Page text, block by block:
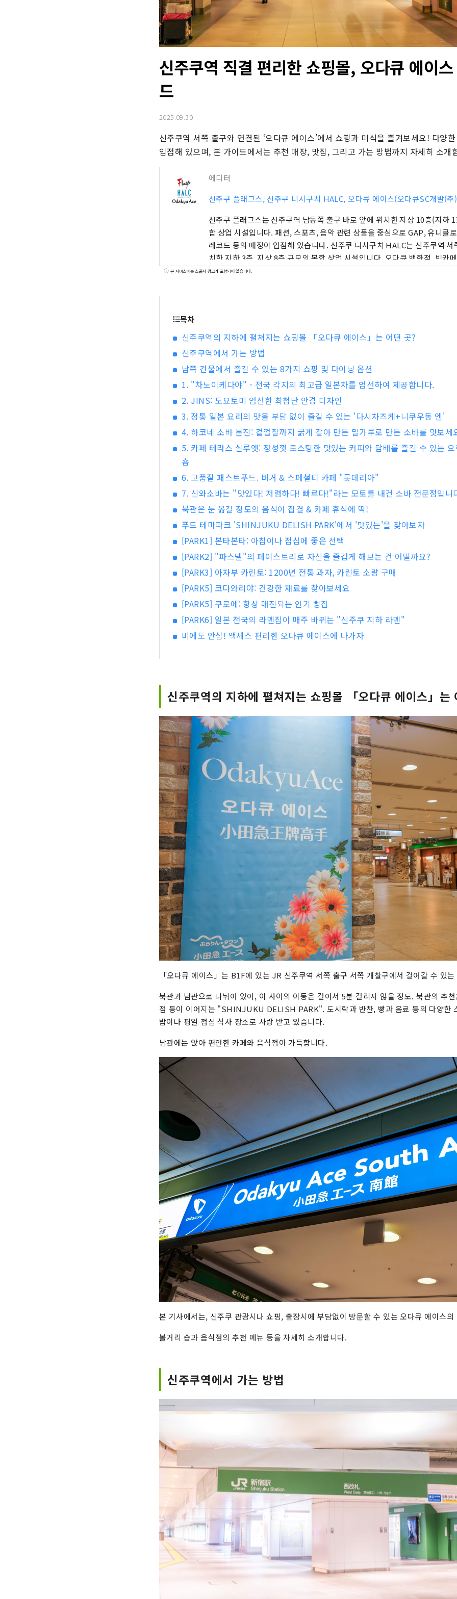
신주쿠역 직결 편리한 쇼핑몰, 오다큐 에이
드
2025.09.30
신주쿠역 서쪽 출구와 연결된 ‘오다큐 에이스’에서 쇼핑과 미식을 즐겨보세요! 다양
입점해 있으며, 본 가이드에서는 추천 매장, 맛집, 그리고 가는 방법까지 자세히 소개
에디터
신주쿠 플래그스, 신주쿠 니시구치 HALC, 오다큐 에이스(오다큐SC개발(주
신주쿠 플래그스는 신주쿠역 남동쪽 출구 바로 앞에 위치한 지상 10층(지하
합 상업 시설입니다. 패션, 스포츠, 음악 관련 상품을 중심으로 GAP, 유니클
레코드 등의 매장이 입점해 있습니다. 신주쿠 니시구치 HALC는 신주쿠역 서쪽 출구 맞은편에 위
치한 지하 3층, 지상 8층 규모의 복합 상업 시설입니다. 오다큐 백화점, 빅카
스 시설 등이 입점하여 사람들이 자신만의 방식으로 일상을 즐길 수 있도록 지원합
니다. 다양한 레스토랑과 소매점이 입점해 있어 비가 오는 날에도 쇼핑과 길
본 서비스에는 스폰서 광고가 포함되어 있습니다.
목차
신주쿠역의 지하에 펼쳐지는 쇼핑몰 「오다큐 에이스」는 어떤 곳?
신주쿠역에서 가는 방법
남쪽 건물에서 즐길 수 있는 8가지 쇼핑 및 다이닝 옵션
1. "차노이케다야" - 전국 각지의 최고급 일본차를 엄선하여 제공합니다.
2. JINS: 도요토미 엄선한 최첨단 안경 디자인
3. 정통 일본 요리의 맛을 부담 없이 즐길 수 있는 '다시차즈케+니쿠우동 엔'
4. 하코네 소바 본진: 겉껍질까지 굵게 갈아 만든 밀가루로 만든 소바를 맛보세
5. 카페 테라스 실루엣: 정성껏 로스팅한 맛있는 커피와 담배를 즐길 수 있는
숍
6. 고품질 패스트푸드. 버거 & 스페셜티 카페 "롯데리아"
7. 신와소바는 "맛있다! 저렴하다! 빠르다!"라는 모토를 내건 소바 전문점입니
북관은 눈 옮길 정도의 음식이 집결 & 카페 휴식에 딱!
푸드 테마파크 'SHINJUKU DELISH PARK'에서 '맛있는'을 찾아보자
[PARK1] 본타본타: 아침이나 점심에 좋은 선택
[PARK2] "파스텔"의 페이스트리로 자신을 즐겁게 해보는 건 어떨까요?
[PARK3] 아자부 카린토: 1200년 전통 과자, 카린토 소량 구매
[PARK5] 코다와리야: 건강한 재료를 찾아보세요
[PARK5] 쿠로에: 항상 매진되는 인기 빵집
[PARK6] 일본 전국의 라멘집이 매주 바뀌는 "신주쿠 지하 라멘"
비에도 안심! 액세스 편리한 오다큐 에이스에 나가자
신주쿠역의 지하에 펼쳐지는 쇼핑몰 「오다큐 에이스」는
「오다큐 에이스」는 B1F에 있는 JR 신주쿠역 서쪽 출구 서쪽 개찰구에서 걸어갈 수 있
북관과 남관으로 나뉘어 있어, 이 사이의 이동은 걸어서 5분 걸리지 않을 정도. 북관의 추
점 등이 이어지는 "SHINJUKU DELISH PARK". 도시락과 반찬, 빵과 음료 등의 다양한
밥이나 평일 점심 식사 장소로 사랑 받고 있습니다.
남관에는 앉아 편안한 카페와 음식점이 가득합니다.
본 기사에서는, 신주쿠 관광시나 쇼핑, 출장시에 부담없이 방문할 수 있는 오다큐 에이스
볼거리 숍과 음식점의 추천 메뉴 등을 자세히 소개합니다.
신주쿠역에서 가는 방법